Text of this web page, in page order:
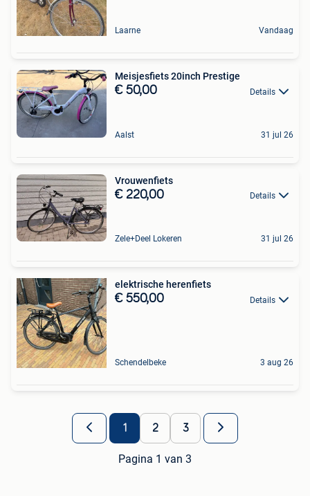
Laarne Vandaag
Meisjesfiets 20inch Prestige
€ 50,00 Details
Aalst 31 jul 26
Vrouwenfiets
€ 220,00 Details
Zele+Deel Lokeren 31 jul 26
elektrische herenfiets
€ 550,00 Details
Schendelbeke 3 aug 26
1 2 3
Pagina 1 van 3